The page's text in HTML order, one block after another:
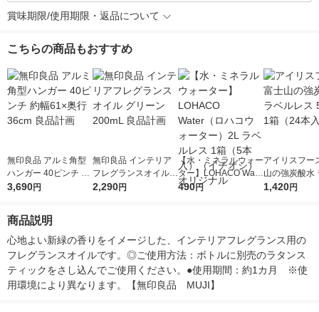
賞味期限/使用期限・返品について
こちらの商品もおすすめ
無印良品 アルミ角型
ハンガー 40ピンチ 約
幅61×奥行36cm 良品
3,690円
無印良品 インテリア
フレグランスオイル
グリーン 200mL 良品
2,290円
【水・ミネラルウォー
ター】LOHACO Wate
r（ロハコウォータ
490円
アイリスフー
山の強炭酸水
レス 500ml 1
1,420円
商品説明
心地よい新緑の香りをイメージした、インテリアフレグランス用の
フレグランスオイルです。◎ご使用方法：ボトルに別売のラタンス
ティックをさし込んでご使用ください。●使用期間：約1カ月　※使
用環境により異なります。【無印良品　MUJI】